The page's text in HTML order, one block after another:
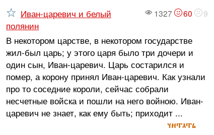
1327 60 9
Иван-царевич и белый
полянин
В некотором царстве, в некотором государстве
жил-был царь; у этого царя было три дочери и
один сын, Иван-царевич. Царь состарился и
помер, а корону принял Иван-царевич. Как узнали
про то соседние короли, сейчас собрали
несчетные войска и пошли на него войною. Иван-
царевич не знает, как ему быть; приходит ...
читать